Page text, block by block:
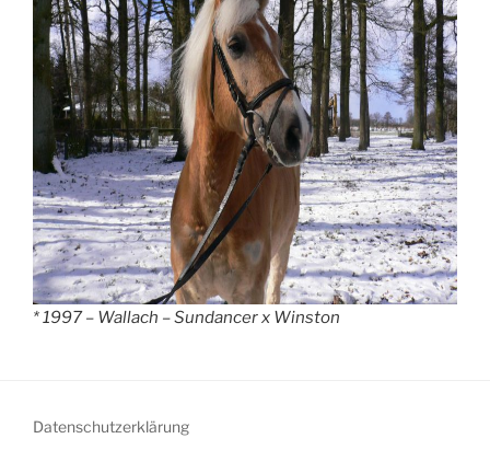
* 1997 – Wallach – Sundancer x Winston
Datenschutzerklärung